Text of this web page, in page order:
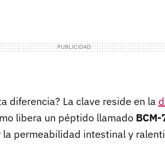
diferencia? La clave reside en la
libera un péptido llamado BCM-
permeabilidad intestinal y